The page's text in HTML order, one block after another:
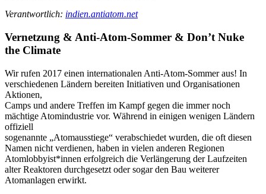
Verantwortlich: indien.antiatom.net
Vernetzung & Anti-Atom-Sommer & Don’t Nuke
the Climate
Wir rufen 2017 einen internationalen Anti-Atom-Sommer aus! In
verschiedenen Ländern bereiten Initiativen und Organisationen
Aktionen,
Camps und andere Treffen im Kampf gegen die immer noch
mächtige Atomindustrie vor. Während in einigen wenigen Ländern
offiziell
sogenannte „Atomausstiege“ verabschiedet wurden, die oft diesen
Namen nicht verdienen, haben in vielen anderen Regionen
Atomlobbyist*innen erfolgreich die Verlängerung der Laufzeiten
alter Reaktoren durchgesetzt oder sogar den Bau weiterer
Atomanlagen erwirkt.